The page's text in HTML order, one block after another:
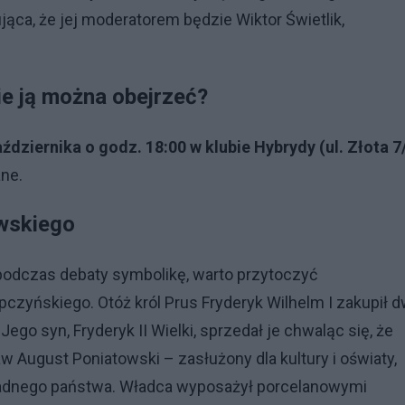
że jej moderatorem będzie Wiktor Świetlik,
ją można obejrzeć?
o godz. 18:00 w klubie Hybrydy (ul. Złota
debaty symbolikę, warto przytoczyć
Otóż król Prus Fryderyk Wilhelm I zakupił
syn, Fryderyk II Wielki, sprzedał je chwaląc się, że
August Poniatowski – zasłużony dla kultury i oświaty,
państwa. Władca wyposażył porcelanowymi